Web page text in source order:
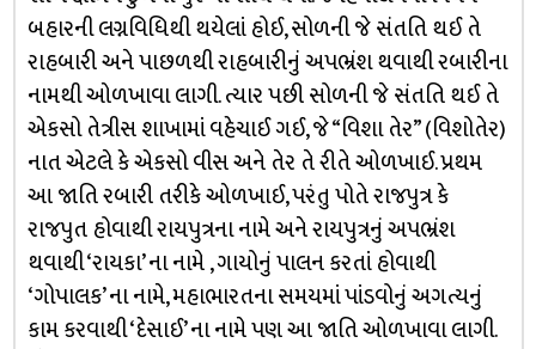
બહારની લગ્નવિધિથી થયેલાં હોઈ, સોળની જે સંતતિ થઈ તે
રાહબારી અને પાછળથી રાહબારીનું અપભ્રંશ થવાથી રબારીના
નામથી ઓળખાવા લાગી. ત્યાર પછી સોળની જે સંતતિ થઈ તે
એકસો તેત્રીસ શાખામાં વહેચાઈ ગઈ, જે “વિશા તેર” (વિશોતેર)
નાત એટલે કે એકસો વીસ અને તેર તે રીતે ઓળખાઈ. પ્રથમ
આ જાતિ રબારી તરીકે ઓળખાઈ, પરંતુ પોતે રાજપુત્ર કે
રાજપુત હોવાથી રાયપુત્રના નામે અને રાયપુત્રનું અપભ્રંશ
થવાથી ‘રાયકા’ ના નામે , ગાયોનું પાલન કરતાં હોવાથી
‘ગોપાલક’ ના નામે, મહાભારતના સમયમાં પાંડવોનું અગત્યનું
કામ કરવાથી ‘દેસાઈ’ ના નામે પણ આ જાતિ ઓળખાવા લાગી.